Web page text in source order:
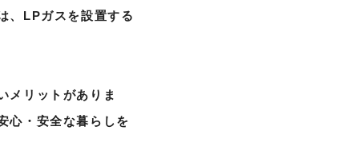
、LPガスを設置する
メリットがありま
心・安全な暮らしを